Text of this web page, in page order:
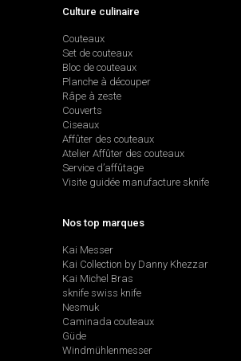
Culture culinaire
Couteaux
Set de couteaux
Bloc de couteaux
Planche à découper
Râpe à zeste
Couverts
Ciseaux
Affûter des couteaux
Atelier Affûter des couteaux
Service d’affûtage
Visite guidée manufacture sknife
Nos top marques
Kai Messer
Kai Collection by Danny Khezzar
Kai Michel Bras
sknife swiss knife
Nesmuk
Caminada couteaux
Güde
Windmühlenmesser